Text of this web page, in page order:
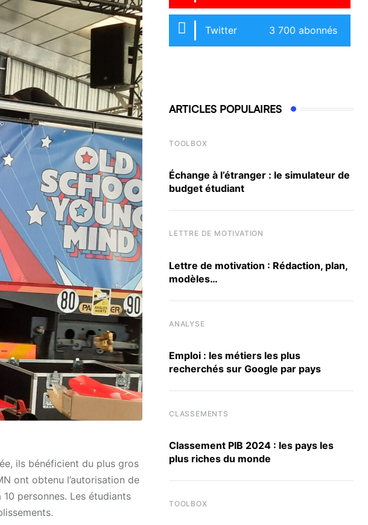
ils bénéficient du plus gros
ont obtenu l’autorisation de
personnes. Les étudiants
Twitter 3 700 abonnés
ARTICLES POPULAIRES
TOOLBOX
Échange à l’étranger : le simulateur de
budget étudiant
LETTRE DE MOTIVATION
Lettre de motivation : Rédaction, plan,
modèles…
ANALYSE
Emploi : les métiers les plus
recherchés sur Google par pays
CLASSEMENTS
Classement PIB 2024 : les pays les
plus riches du monde
TOOLBOX